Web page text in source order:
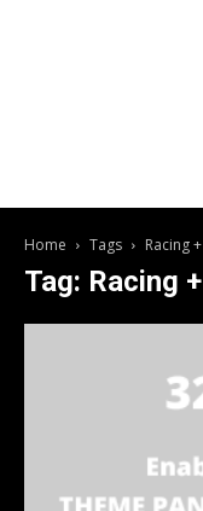
Home Tags Racing
Tag: Racing